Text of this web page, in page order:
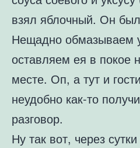
взял яблочный. Он
Нещадно обмазываем
оставляем ея в покое
месте. Оп, а тут и
неудобно как-то
разговор.
Ну так вот, через